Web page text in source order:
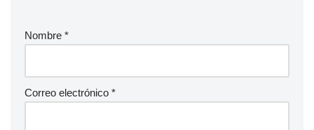
Nombre *
Correo electrónico *